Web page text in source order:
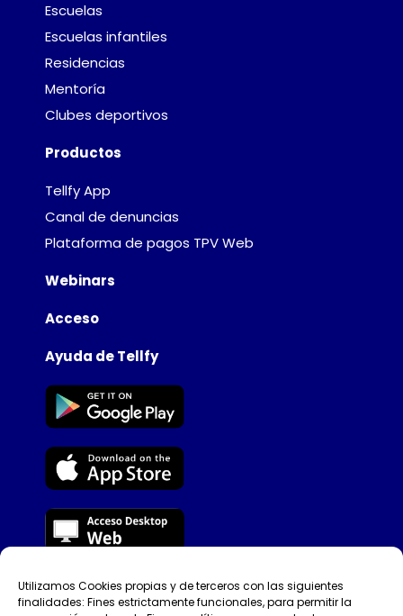
Utilizamos Cookies propias y de terceros con las siguientes
finalidades: Fines estrictamente funcionales, para permitir la
Escuelas
Escuelas infantiles
Residencias
Mentoría
Clubes deportivos
Productos
Tellfy App
Canal de denuncias
Plataforma de pagos TPV Web
Webinars
Acceso
Ayuda de Tellfy
©Tellfy 2026